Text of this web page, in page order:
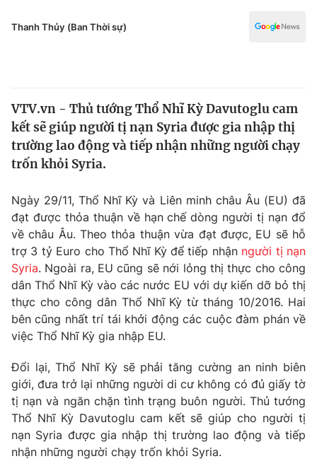
Pháp luật
Thế giới
Tin tức
Thế giới đó đây
Câu chuyện quốc tế
Kinh tế
Thị trường
Góc doanh nghiệp
Dữ liệu và đời sống
Truyền hình
Phim VTV
Hậu trường
Nhân vật
Giải sao mai
Giải trí
Điện ảnh
Âm nhạc
Sao
Đời sống
Làm đẹp
Chất lượng cuộc sống
Giáo dục
Tuyển sinh
Học trực tuyến
Công nghệ
Hitech Công nghệ tương lai
Sản phẩm
Giao lưu trực tuyến
Công nghệ
Thanh Thủy (Ban Thời sự)
VTV.vn - Thủ tướng Thổ Nhĩ Kỳ Davutoglu cam
kết sẽ giúp người tị nạn Syria được gia nhập thị
trường lao động và tiếp nhận những người chạy
trốn khỏi Syria.
Ngày 29/11, Thổ Nhĩ Kỳ và Liên minh châu Âu (EU) đã
đạt được thỏa thuận về hạn chế dòng người tị nạn đổ
về châu Âu. Theo thỏa thuận vừa đạt được, EU sẽ hỗ
trợ 3 tỷ Euro cho Thổ Nhĩ Kỳ để tiếp nhận người tị nạn
Syria. Ngoài ra, EU cũng sẽ nới lỏng thị thực cho công
dân Thổ Nhĩ Kỳ vào các nước EU với dự kiến dỡ bỏ thị
thực cho công dân Thổ Nhĩ Kỳ từ tháng 10/2016. Hai
bên cũng nhất trí tái khởi động các cuộc đàm phán về
việc Thổ Nhĩ Kỳ gia nhập EU.
Đổi lại, Thổ Nhĩ Kỳ sẽ phải tăng cường an ninh biên
giới, đưa trở lại những người di cư không có đủ giấy tờ
tị nạn và ngăn chặn tình trạng buôn người. Thủ tướng
Thổ Nhĩ Kỳ Davutoglu cam kết sẽ giúp cho người tị
nạn Syria được gia nhập thị trường lao động và tiếp
nhận những người chạy trốn khỏi Syria.